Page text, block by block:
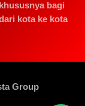
bagi
kota ke kota
Group